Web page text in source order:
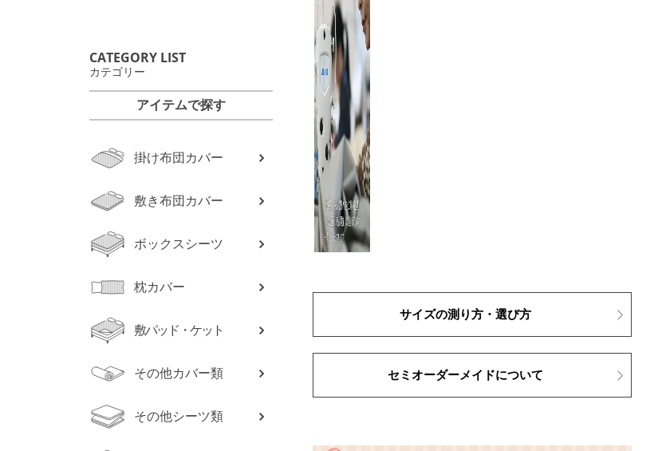
CATEGORY LIST
カテゴリー
アイテムで探す
掛け布団カバー
敷き布団カバー
ボックスシーツ
枕カバー
敷パッド・ケット
その他カバー類
その他シーツ類
サイズの測り方・選び方
セミオーダーメイドについて